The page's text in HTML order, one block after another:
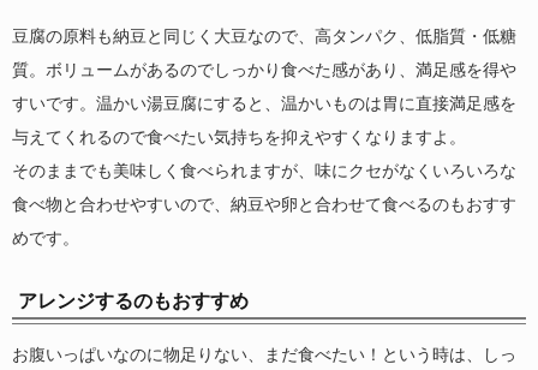
豆腐の原料も納豆と同じく大豆なので、高タンパク、低脂質・低糖
質。ボリュームがあるのでしっかり食べた感があり、満足感を得や
すいです。温かい湯豆腐にすると、温かいものは胃に直接満足感を
与えてくれるので食べたい気持ちを抑えやすくなりますよ。
そのままでも美味しく食べられますが、味にクセがなくいろいろな
食べ物と合わせやすいので、納豆や卵と合わせて食べるのもおすす
めです。
アレンジするのもおすすめ
お腹いっぱいなのに物足りない、まだ食べたい！という時は、しっ